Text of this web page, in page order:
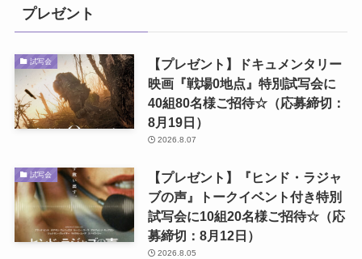
プレゼント
試写会
【プレゼント】ドキュメンタリー
映画『戦場0地点』特別試写会に
40組80名様ご招待☆（応募締切：
8月19日）
2026.8.07
試写会
【プレゼント】『ヒンド・ラジャ
ブの声』トークイベント付き特別
試写会に10組20名様ご招待☆（応
募締切：8月12日）
2026.8.05